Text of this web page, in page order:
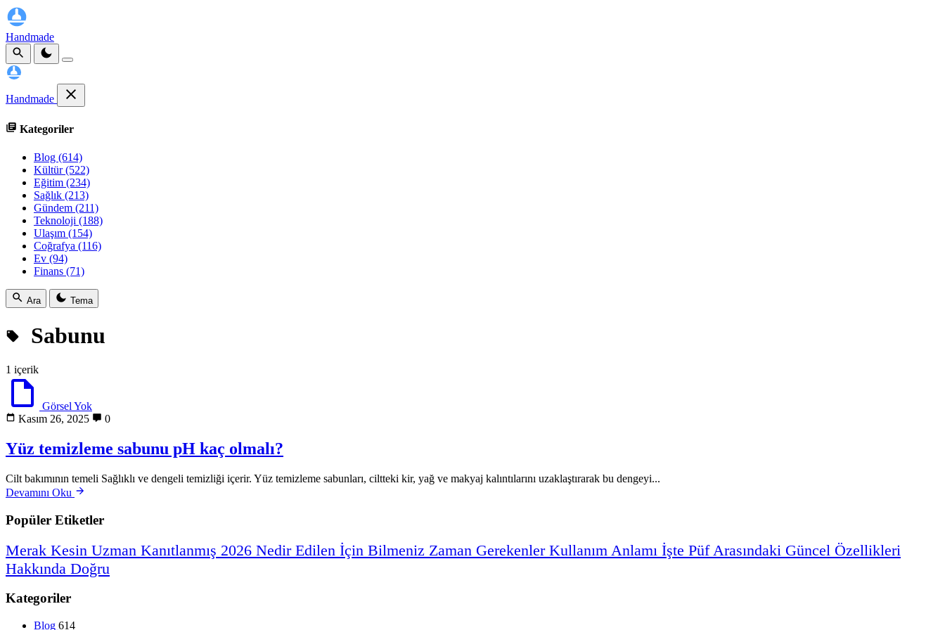
Handmade
Handmade
Kategoriler
Blog (614)
Kültür(522)
Eğitim (234)
Sağlık (213)
Gündem (211)
Teknoloji (188)
Ulaşım (154)
Coğrafya (116)
Ev (94)
Finans (71)
Ara Tema
Sabunu
1 içerik
Görsel Yok
Kasım 26, 2025
0
Yüz temizleme sabunu pH kaç olmalı?
Cilt bakımının temeli Sağlıklı ve dengeli temizliği içerir. Yüz temizleme sabunları, ciltteki kir, yağ ve makyaj kalıntılarını uzaklaştırarak bu dengeyi...
Devamını Oku
Popüler Etiketler
Merak Kesin Uzman Kanıtlanmış 2026 Nedir Edilen İçin Bilmeniz Zaman Gerekenler Kullanım Anlamı İşte Püf Arasındaki Güncel Özellikleri
Hakkında Doğru
Kategoriler
Blog 614